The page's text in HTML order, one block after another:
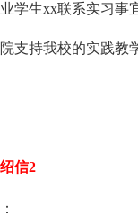
学生xx联系实习事
支持我校的实践教
信2